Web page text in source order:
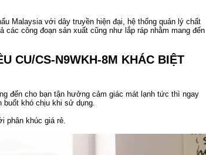
Malaysia với dây truyền hiện đại, hệ thống quản lý chất
công đoạn sản xuất cũng như lắp ráp nhằm mang đến
CU/CS-N9WKH-8M KHÁC BIỆT
đến cho bạn tận hưởng cảm giác mát lạnh tức thì ngay
buốt khó chịu khi sử dụng.
phân khúc giá rẻ.